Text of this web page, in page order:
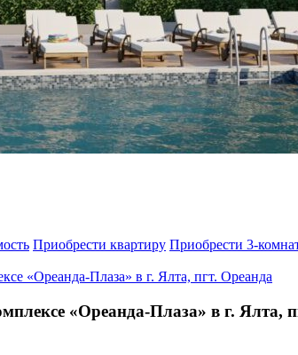
Приобрести квартиру Приобрести 3-
«Ореанда-Плаза» в г. Ялта,